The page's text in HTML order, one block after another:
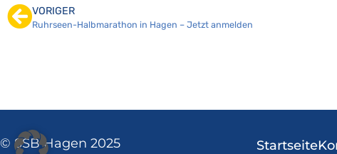
VORIGER
Ruhrseen-Halbmarathon in Hagen – Jetzt anmelden
© SSB Hagen 2025 Startseite